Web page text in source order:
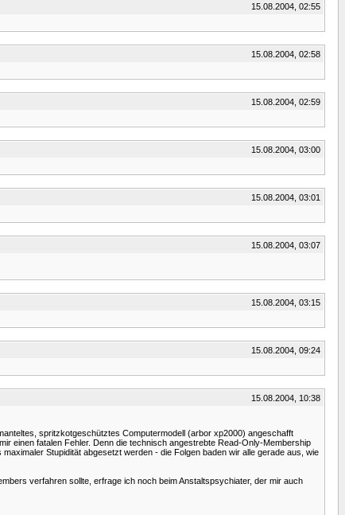
15.08.2004, 02:55
15.08.2004, 02:58
15.08.2004, 02:59
15.08.2004, 03:00
15.08.2004, 03:01
15.08.2004, 03:07
15.08.2004, 03:15
15.08.2004, 09:24
15.08.2004, 10:38
spritzkotgeschütztes Computermodell (arbor xp2000) angeschafft
einen fatalen Fehler. Denn die technisch angestrebte Read-Only-Membership
Stupidität abgesetzt werden - die Folgen baden wir alle gerade aus, wie
verfahren sollte, erfrage ich noch beim Anstaltspsychiater, der mir auch